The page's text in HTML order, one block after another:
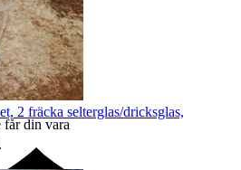
får din vara
2 fräcka selterglas/dricksglas,
.